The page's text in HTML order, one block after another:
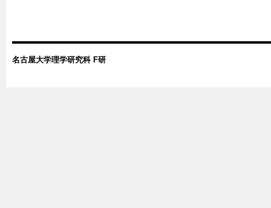
名古屋大学理学研究科 F研